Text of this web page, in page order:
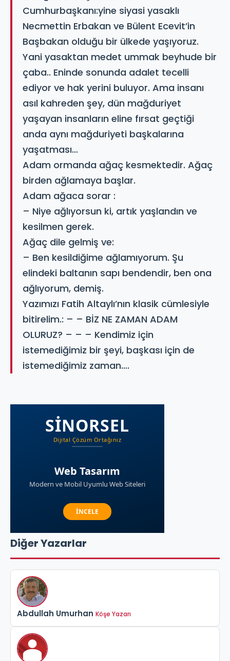
Cumhurbaşkanı:yine siyasi yasaklı
Necmettin Erbakan ve Bülent Ecevit’in
Başbakan olduğu bir ülkede yaşıyoruz.
Yani yasaktan medet ummak beyhude bir
çaba.. Eninde sonunda adalet tecelli
ediyor ve hak yerini buluyor. Ama insanı
asıl kahreden şey, dün mağduriyet
yaşayan insanların eline fırsat geçtiği
anda aynı mağduriyeti başkalarına
yaşatması…
Adam ormanda ağaç kesmektedir. Ağaç
birden ağlamaya başlar.
Adam ağaca sorar :
– Niye ağlıyorsun ki, artık yaşlandın ve
kesilmen gerek.
Ağaç dile gelmiş ve:
– Ben kesildiğime ağlamıyorum. Şu
elindeki baltanın sapı bendendir, ben ona
ağlıyorum, demiş.
Yazımızı Fatih Altaylı’nın klasik cümlesiyle
bitirelim.: – – BİZ NE ZAMAN ADAM
OLURUZ? – – – Kendimiz için
istemediğimiz bir şeyi, başkası için de
istemediğimiz zaman….
Diğer Yazarlar
Abdullah Umurhan Köşe Yazarı